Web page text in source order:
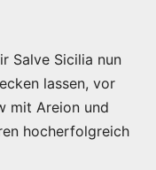
Salve Sicilia nun
lassen, vor
mit Areion und
hocherfolgreich